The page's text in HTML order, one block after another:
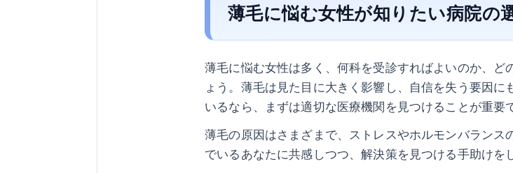
薄毛に悩む女性が知りたい病院の
薄毛に悩む女性は多く、何科を受診すればよいのか、ど
ょう。薄毛は見た目に大きく影響し、自信を失う要因
いるなら、まずは適切な医療機関を見つけることが重要
薄毛の原因はさまざまで、ストレスやホルモンバラン
でいるあなたに共感しつつ、解決策を見つける手助けを